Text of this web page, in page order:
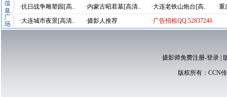
·抗日战争雕塑园[高.. ·内蒙古昭君墓[高清.. ·大连老铁山炮台[高..
·
·大连城市夜景[高清..
·摄影人推荐 ·广告招租QQ:52837246
摄影师免费注册-登录|
版权所有： CCN